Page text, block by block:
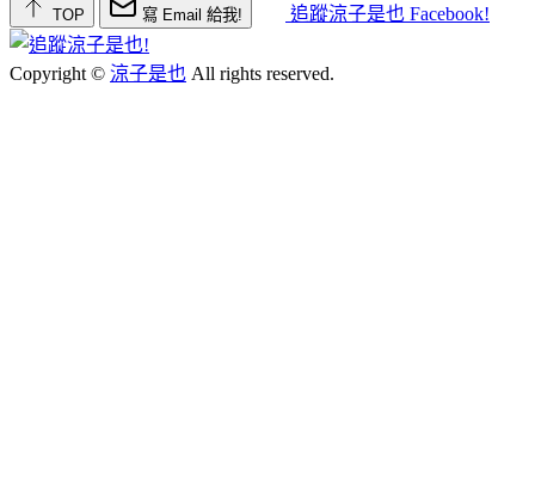
TOP 寫 Email 給我! 追蹤涼子是也 Facebook!
Copyright © 涼子是也 All rights reserved.